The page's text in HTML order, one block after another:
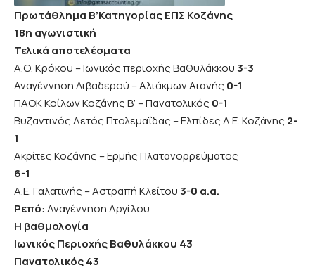
Πρωτάθλημα Β’Κατηγορίας ΕΠΣ Κοζάνης
18η αγωνιστική
Τελικά αποτελέσματα
Α.Ο. Κρόκου – Ιωνικός περιοχής Βαθυλάκκου3-3
Αναγέννηση Λιβαδερού – Αλιάκμων Αιανής 0-1
ΠΑΟΚ Κοίλων Κοζάνης Β’ – Πανατολικός 0-1
Βυζαντινός Αετός Πτολεμαΐδας – Ελπίδες Α.Ε. Κοζάνης 2-
1
Ακρίτες Κοζάνης – Ερμής Πλατανορρεύματος
6-1
Α.Ε. Γαλατινής – Αστραπή Κλείτου3-0 α.α.
Ρεπό: Αναγέννηση Αργίλου
Η βαθμολογία
Ιωνικός Περιοχής Βαθυλάκκου 43
Πανατολικός 43